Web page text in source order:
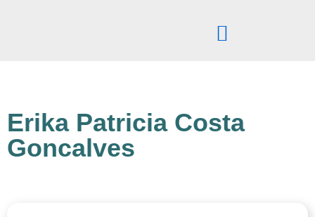
Erika Patricia Costa
Goncalves